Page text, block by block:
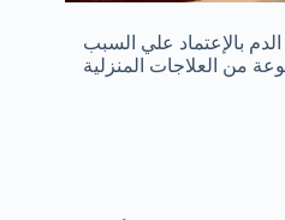
بالإعتماد علي السبب
من العلاجات المنزلية